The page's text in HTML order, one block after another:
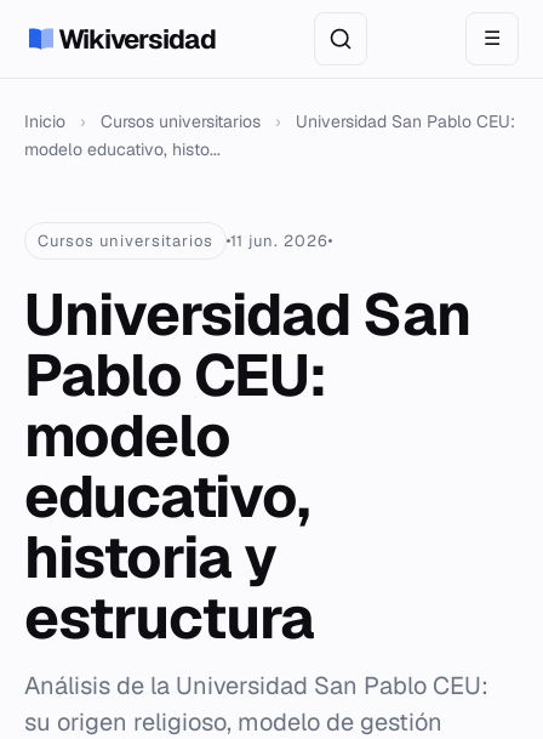
Wikiversidad ☰
Inicio › Cursos universitarios ›
Universidad San Pablo CEU:
modelo educativo, histo...
Cursos universitarios 11 jun. 2026
Universidad San
Pablo CEU:
modelo
educativo,
historia y
estructura
Análisis de la Universidad San Pablo CEU:
su origen religioso, modelo de gestión